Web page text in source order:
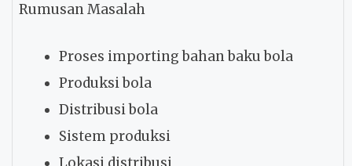
Rumusan Masalah
Proses importing bahan baku bola
Produksi bola
Distribusi bola
Sistem produksi